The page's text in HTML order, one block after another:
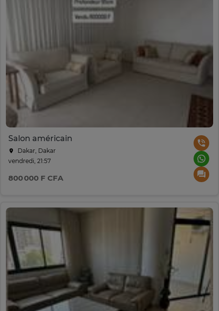
Salon américain
Dakar, Dakar
vendredi, 21:57
800 000 F CFA